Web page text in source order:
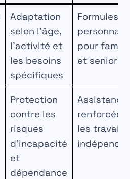
Adaptation
selon l’âge,
l’activité et
les besoins
spécifiques
Formules
pour
et seniors
Protection
contre les
risques
d’incapacité
et
dépendance
Assistance
renforcée
les